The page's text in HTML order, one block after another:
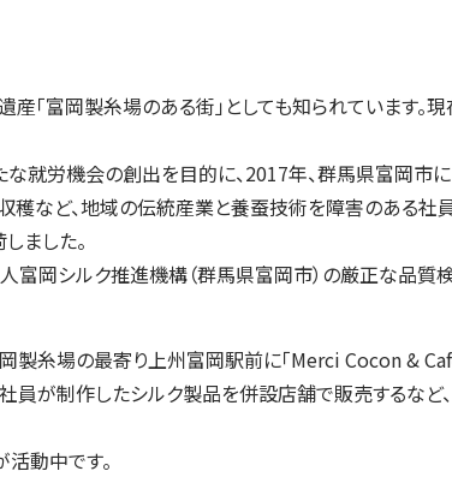
「富岡製糸場のある街」としても知られています
就労機会の創出を目的に、2017年、群馬県富岡市に
など、地域の伝統産業と養蚕技術を障害のある社
ました。
富岡シルク推進機構（群馬県富岡市）の厳正な品質
糸場の最寄り上州富岡駅前に「Merci Cocon & Café
員が制作したシルク製品を併設店舗で販売するなど
動中です。